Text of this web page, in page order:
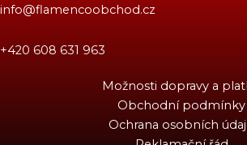
info@flamencoobchod.cz
+420 608 631 963
Možnosti dopravy a
Obchodní podmínky
Ochrana osobních